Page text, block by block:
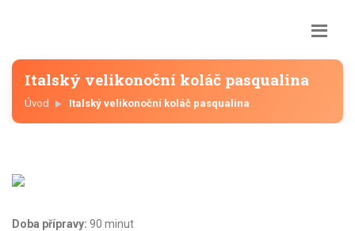
Italský velikonoční koláč pasqualina
Úvod Italský velikonoční koláč pasqualina
Doba přípravy: 90 minut